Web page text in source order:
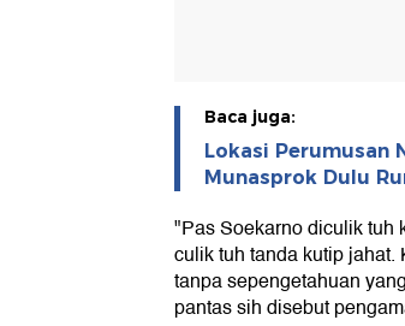
Baca juga:
Lokasi Perumusan
Munasprok Dulu
"Pas Soekarno diculik tuh
culik tuh tanda kutip
tanpa sepengetahuan
pantas sih disebut